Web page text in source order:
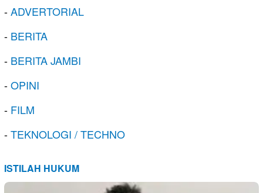
-ADVERTORIAL
- BERITA
- BERITA JAMBI
-OPINI
- FILM
-TEKNOLOGI / TECHNO
ISTILAH HUKUM